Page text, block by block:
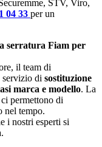
STV, Viro,
04 33 per un
serratura Fiam per
il team di
di sostituzione
marca e modello. La
permettono di
nel tempo.
i nostri esperti si